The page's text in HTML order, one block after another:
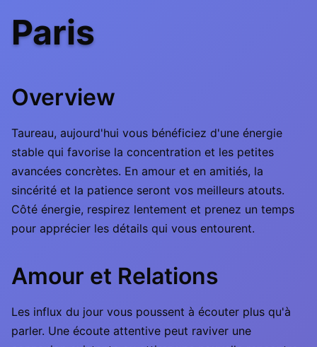
Paris
Overview
Taureau, aujourd'hui vous bénéficiez d'une énergie
stable qui favorise la concentration et les petites
avancées concrètes. En amour et en amitiés, la
sincérité et la patience seront vos meilleurs atouts.
Côté énergie, respirez lentement et prenez un temps
pour apprécier les détails qui vous entourent.
Amour et Relations
Les influx du jour vous poussent à écouter plus qu'à
parler. Une écoute attentive peut raviver une